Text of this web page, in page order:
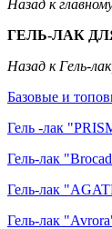
Назад к
ГЕЛЬ-ЛАК
Назад к Гель-
Базовые и
Гель -лак
Гель-лак
Гель-лак
Гель-лак